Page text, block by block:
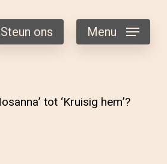
Steun ons Menu
tot ‘Kruisig hem’?